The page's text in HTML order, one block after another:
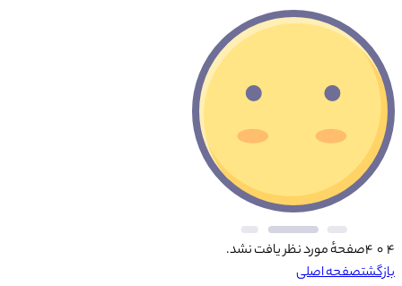
۴ ۰ ۴
صفحهٔ مورد نظر یافت نشد.
بازگشتصفحه اصلی